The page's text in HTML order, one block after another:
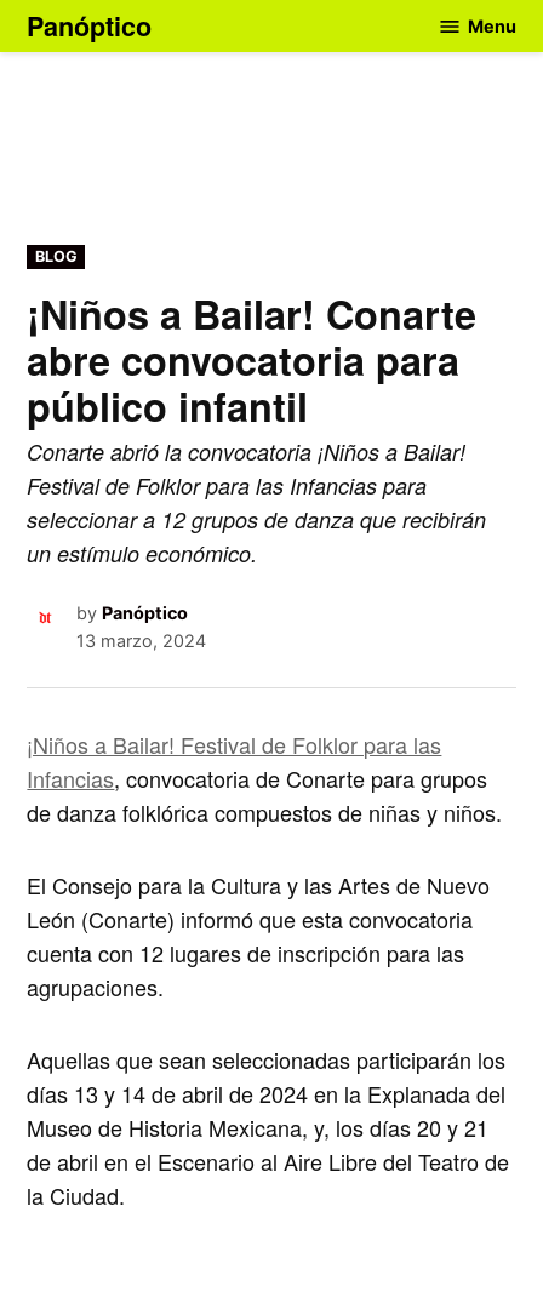
Skip
to
Panóptico Menu
POSTED
IN
BLOG
¡Niños a Bailar! Conarte
abre convocatoria para
público infantil
Conarte abrió la convocatoria ¡Niños a Bailar!
Festival de Folklor para las Infancias para
seleccionar a 12 grupos de danza que recibirán
un estímulo económico.
by Panóptico
13 marzo, 2024
¡Niños a Bailar! Festival de Folklor para las
Infancias, convocatoria deConarte para grupos
de danza folklórica compuestos de niñas y niños.
El Consejo para la Cultura y las Artes de Nuevo
León (Conarte) informó que esta convocatoria
cuenta con 12 lugares de inscripción para las
agrupaciones.
Aquellas que sean seleccionadas participarán los
días 13 y 14 de abril de 2024 en la Explanada del
Museo de Historia Mexicana, y, los días 20 y 21
de abril en el Escenario al Aire Libre del Teatro de
la Ciudad.